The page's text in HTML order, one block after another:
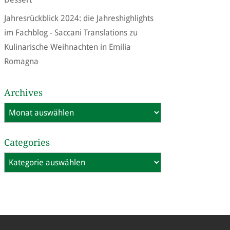
Jahresrückblick 2024: die Jahreshighlights
im Fachblog - Saccani Translationszu
Kulinarische Weihnachten in Emilia
Romagna
Archives
Archives
Categories
Categories